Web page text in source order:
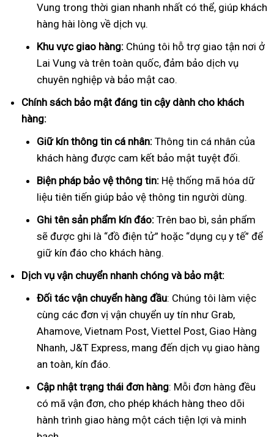
Vung trong thời gian nhanh nhất có thể, giúp khách
hàng hài lòng về dịch vụ.
Khu vực giao hàng: Chúng tôi hỗ trợ giao tận nơi ở
Lai Vung và trên toàn quốc, đảm bảo dịch vụ
chuyên nghiệp và bảo mật cao.
Chính sách bảo mật đáng tin cậy dành cho khách
hàng:
Giữ kín thông tin cá nhân: Thông tin cá nhân của
khách hàng được cam kết bảo mật tuyệt đối.
Biện pháp bảo vệ thông tin: Hệ thống mã hóa dữ
liệu tiên tiến giúp bảo vệ thông tin người dùng.
Ghi tên sản phẩm kín đáo: Trên bao bì, sản phẩm
sẽ được ghi là “đồ điện tử” hoặc “dụng cụ y tế” để
giữ kín đáo cho khách hàng.
Dịch vụ vận chuyển nhanh chóng và bảo mật:
Đối tác vận chuyển hàng đầu: Chúng tôi làm việc
cùng các đơn vị vận chuyển uy tín như Grab,
Ahamove, Vietnam Post, Viettel Post, Giao Hàng
Nhanh, J&T Express, mang đến dịch vụ giao hàng
an toàn, kín đáo.
Cập nhật trạng thái đơn hàng: Mỗi đơn hàng đều
có mã vận đơn, cho phép khách hàng theo dõi
hành trình giao hàng một cách tiện lợi và minh